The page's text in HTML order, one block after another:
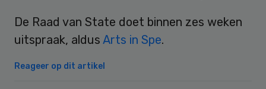
De Raad van State doet binnen zes weken
uitspraak, aldus Arts in Spe.
Reageer op dit artikel